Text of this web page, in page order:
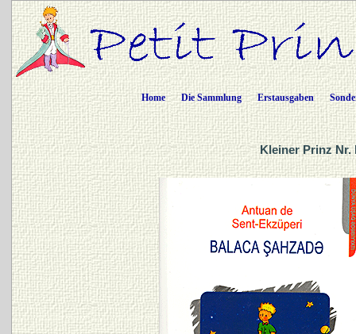
Home Die Sammlung Erstausgaben
Kleiner Prinz Nr.